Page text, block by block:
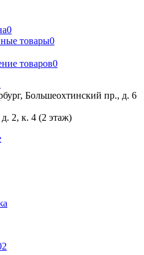
0
товары0
товаров0
Большеохтинский пр., д. 6
2, к. 4 (2 этаж)